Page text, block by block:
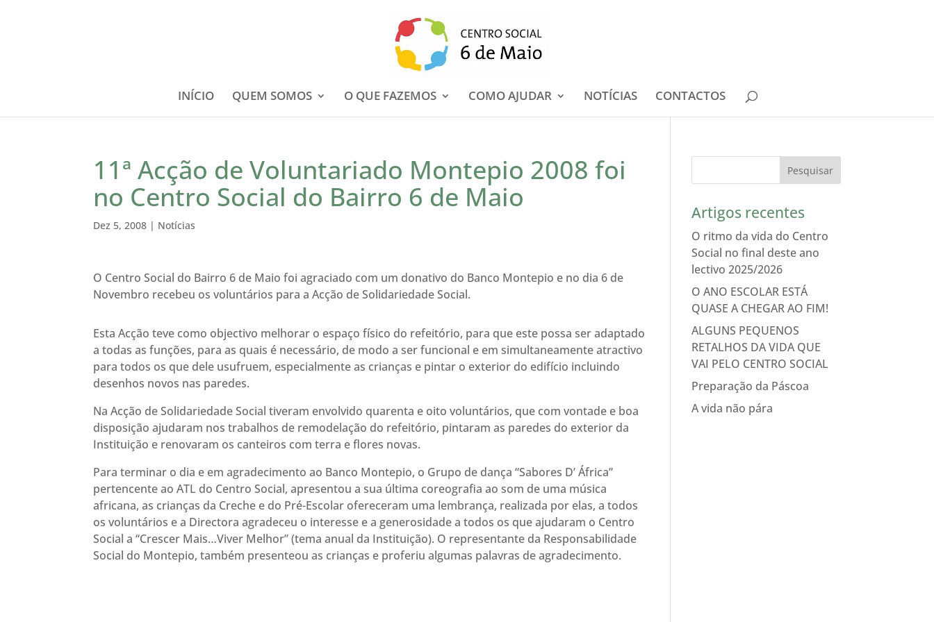
INÍCIO QUEM SOMOS O QUE FAZEMOS COMO AJUDAR NOTÍCIAS CONTACTOS
11ª Acção de Voluntariado Montepio 2008 foi
no Centro Social do Bairro 6 de Maio
Dez 5, 2008 | Notícias
O Centro Social do Bairro 6 de Maio foi agraciado com um donativo do Banco Montepio e no dia 6 de
Novembro recebeu os voluntários para a Acção de Solidariedade Social.
Esta Acção teve como objectivo melhorar o espaço físico do refeitório, para que este possa ser adaptado
a todas as funções, para as quais é necessário, de modo a ser funcional e em simultaneamente atractivo
para todos os que dele usufruem, especialmente as crianças e pintar o exterior do edifício incluindo
desenhos novos nas paredes.
Na Acção de Solidariedade Social tiveram envolvido quarenta e oito voluntários, que com vontade e boa
disposição ajudaram nos trabalhos de remodelação do refeitório, pintaram as paredes do exterior da
Instituição e renovaram os canteiros com terra e flores novas.
Para terminar o dia e em agradecimento ao Banco Montepio, o Grupo de dança “Sabores D’ África”
pertencente ao ATL do Centro Social, apresentou a sua última coreografia ao som de uma música
africana, as crianças da Creche e do Pré-Escolar ofereceram uma lembrança, realizada por elas, a todos
os voluntários e a Directora agradeceu o interesse e a generosidade a todos os que ajudaram o Centro
Social a “Crescer Mais…Viver Melhor” (tema anual da Instituição). O representante da Responsabilidade
Social do Montepio, também presenteou as crianças e proferiu algumas palavras de agradecimento.
Artigos recentes
O ritmo da vida do Centro
Social no final deste ano
lectivo 2025/2026
O ANO ESCOLAR ESTÁ
QUASE A CHEGAR AO FIM!
ALGUNS PEQUENOS
RETALHOS DA VIDA QUE
VAI PELO CENTRO SOCIAL
Preparação da Páscoa
A vida não pára